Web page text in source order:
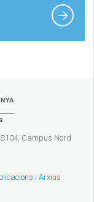
Campus Nord
i Arxius